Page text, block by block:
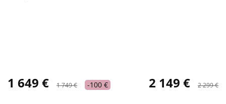
1 649 € 1 749 € -100 € 2 149 € 2 299 €